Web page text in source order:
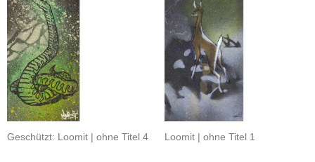
Geschützt: Loomit | ohne Titel 4 Loomit | ohne Titel 1